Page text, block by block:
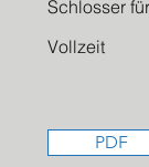
Schlosser
Vollzeit
PDF